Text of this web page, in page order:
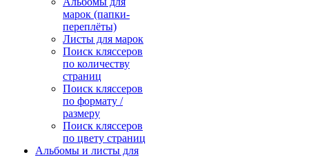
марок (папки-
переплёты)
Листы для марок
Поиск кляссеров
по количеству
страниц
Поиск кляссеров
по формату /
размеру
Поиск кляссеров
по цвету страниц
Альбомы и листы для